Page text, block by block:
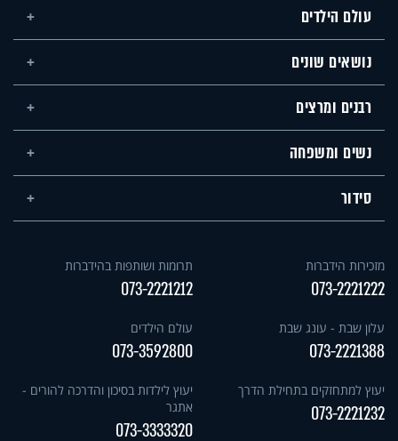
עולם הילדים
נושאים שונים
רבנים ומרצים
נשים ומשפחה
סידור
מזכירות הידברות
073-2221222
תרומות ושותפות בהידברות
073-2221212
עלון שבת - עונג שבת
073-2221388
עולם הילדים
073-3592800
יעוץ למתחזקים בתחילת הדרך
073-2221232
יעוץ לילדות בסיכון והדרכה להורים -
אתגר
073-3333320